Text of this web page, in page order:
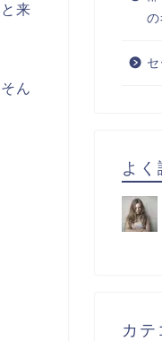
来
ん
よ
カテ